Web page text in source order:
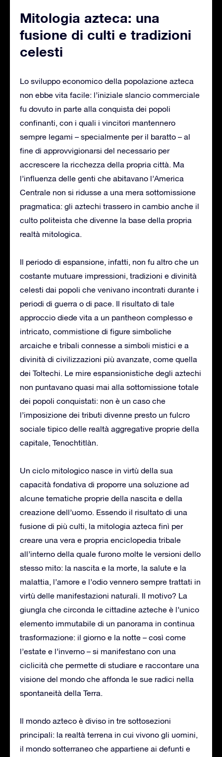
Mitologia azteca: una
fusione di culti e tradizioni
celesti
Lo sviluppo economico della popolazione azteca
non ebbe vita facile: l’iniziale slancio commerciale
fu dovuto in parte alla conquista dei popoli
confinanti, con i quali i vincitori mantennero
sempre legami – specialmente per il baratto – al
fine di approvvigionarsi del necessario per
accrescere la ricchezza della propria città. Ma
l’influenza delle genti che abitavano l’America
Centrale non si ridusse a una mera sottomissione
pragmatica: gli aztechi trassero in cambio anche il
culto politeista che divenne la base della propria
realtà mitologica.
Il periodo di espansione, infatti, non fu altro che un
costante mutuare impressioni, tradizioni e divinità
celesti dai popoli che venivano incontrati durante i
periodi di guerra o di pace. Il risultato di tale
approccio diede vita a un pantheon complesso e
intricato, commistione di figure simboliche
arcaiche e tribali connesse a simboli mistici e a
divinità di civilizzazioni più avanzate, come quella
dei Toltechi. Le mire espansionistiche degli aztechi
non puntavano quasi mai alla sottomissione totale
dei popoli conquistati: non è un caso che
l’imposizione dei tributi divenne presto un fulcro
sociale tipico delle realtà aggregative proprie della
capitale, Tenochtitlàn.
Un ciclo mitologico nasce in virtù della sua
capacità fondativa di proporre una soluzione ad
alcune tematiche proprie della nascita e della
creazione dell’uomo. Essendo il risultato di una
fusione di più culti, la mitologia azteca finì per
creare una vera e propria enciclopedia tribale
all’interno della quale furono molte le versioni dello
stesso mito: la nascita e la morte, la salute e la
malattia, l’amore e l’odio vennero sempre trattati in
virtù delle manifestazioni naturali. Il motivo? La
giungla che circonda le cittadine azteche è l’unico
elemento immutabile di un panorama in continua
trasformazione: il giorno e la notte – così come
l’estate e l’inverno – si manifestano con una
ciclicità che permette di studiare e raccontare una
visione del mondo che affonda le sue radici nella
spontaneità della Terra.
Il mondo azteco è diviso in tre sottosezioni
principali: la realtà terrena in cui vivono gli uomini,
il mondo sotterraneo che appartiene ai defunti e